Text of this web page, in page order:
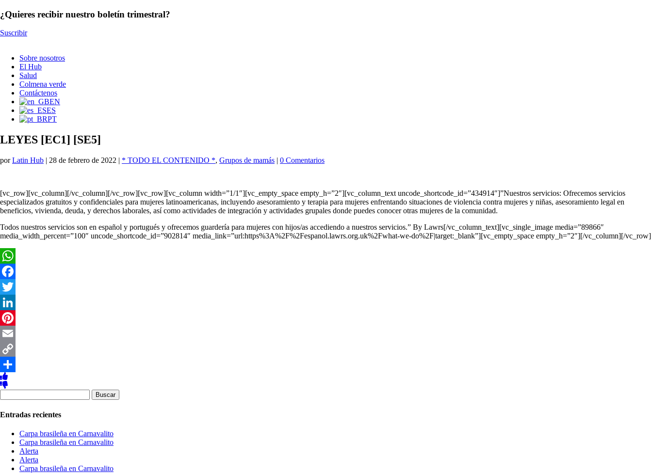
¿Quieres recibir nuestro boletín trimestral?
Suscribir
Sobre nosotros
El Hub
Salud
Colmena verde
Contáctenos
EN
ES
PT
LEYES [EC1] [SE5]
porLatin Hub | 28 de febrero de 2022 | * TODO EL CONTENIDO *, Grupos de mamás | 0 Comentarios
[vc_row][vc_column][/vc_column][/vc_row][vc_row][vc_column width=”1/1″][vc_empty_space empty_h=”2″][vc_column_text uncode_shortcode_id=”434914″]”Nuestros servicios: Ofrecemos servicios
especializados gratuitos y confidenciales para mujeres latinoamericanas, incluyendo asesoramiento y terapia para mujeres enfrentando situaciones de violencia contra mujeres y niñas, asesoramiento legal en
beneficios, vivienda, deuda, y derechos laborales, así como actividades de integración y actividades grupales donde puedes conocer otras mujeres de la comunidad.
Todos nuestros servicios son en español y portugués y ofrecemos guardería para mujeres con hijos/as accediendo a nuestros servicios.” By Lawrs[/vc_column_text][vc_single_image media=”89866″
media_width_percent=”100″ uncode_shortcode_id=”902814″ media_link=”url:https%3A%2F%2Fespanol.lawrs.org.uk%2Fwhat-we-do%2F|target:_blank”][vc_empty_space empty_h=”2″][/vc_column][/vc_row]
WhatsApp
Facebook
Twitter
LinkedIn
Pinterest
Email
Copy
Link
Compartir
Entradas recientes
Carpa brasileña en Carnavalito
Carpa brasileña en Carnavalito
Alerta
Alerta
Carpa brasileña en Carnavalito